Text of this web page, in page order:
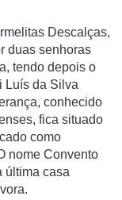
Descalças,
duas senhoras
tendo depois o
Luí­s da Silva
conhecido
fica situado
como
nome Convento
última casa